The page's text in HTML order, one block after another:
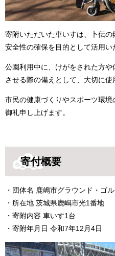
寄附いただいた車いすは、卜伝
安全性の確保を目的として活用い
公園利用中に、けがをされた方
させる際の備えとして、大切に使
市民の健康づくりやスポーツ環
御礼申し上げます。
寄付概要
・団体名 鹿嶋市グラウンド・ゴ
・所在地 茨城県鹿嶋市光1番地
・寄附内容 車いす1台
・寄附年月日 令和7年12月4日